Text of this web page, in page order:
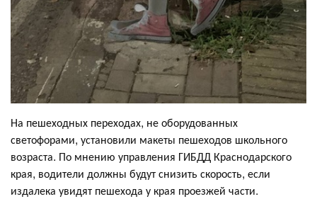
На пешеходных переходах, не оборудованных
светофорами, установили макеты пешеходов школьного
возраста. По мнению управления ГИБДД Краснодарского
края, водители должны будут снизить скорость, если
издалека увидят пешехода у края проезжей части.